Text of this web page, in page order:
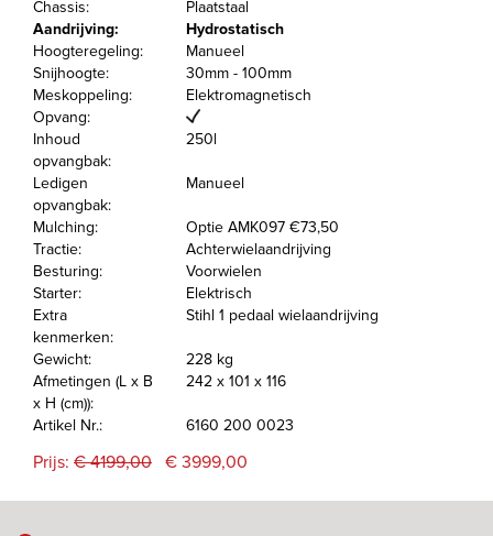
Chassis:
Plaatstaal
Aandrijving:
Hydrostatisch
Hoogteregeling:
Manueel
Snijhoogte:
30mm - 100mm
Meskoppeling:
Elektromagnetisch
Opvang:
Inhoud
opvangbak:
250l
Ledigen
opvangbak:
Manueel
Mulching:
Optie AMK097 €73,50
Tractie:
Achterwielaandrijving
Besturing:
Voorwielen
Starter:
Elektrisch
Extra
kenmerken:
Stihl 1 pedaal wielaandrijving
Gewicht:
228 kg
Afmetingen (L x B
x H (cm)):
242 x 101 x 116
Artikel Nr.: 6160 200 0023
Prijs: € 4199,00 € 3999,00